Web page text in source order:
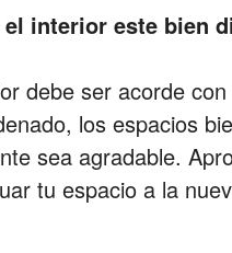
el interior este bien
debe ser acorde
los espacios
sea agradable.
tu espacio a la